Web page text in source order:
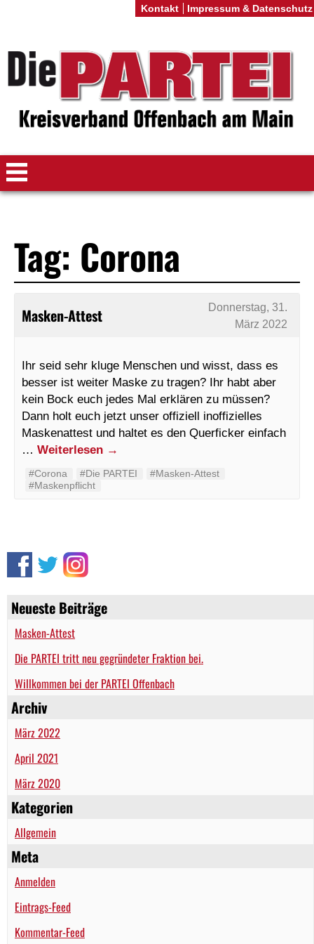
Neueste Beiträge
Masken-Attest
Die PARTEI tritt neu gegründeter Fraktion bei.
Willkommen bei der PARTEI Offenbach
Archiv
März 2022
April 2021
März 2020
Kategorien
Allgemein
Meta
Anmelden
Eintrags-Feed
Kommentar-Feed
Tag: Corona
Masken-Attest
Donnerstag, 31.
März 2022
Ihr seid sehr kluge Menschen und wisst, dass es
besser ist weiter Maske zu tragen? Ihr habt aber
kein Bock euch jedes Mal erklären zu müssen?
Dann holt euch jetzt unser offiziell inoffizielles
Maskenattest und haltet es den Querficker einfach
… Weiterlesen →
#Corona #Die PARTEI
#Masken-Attest
#Maskenpflicht
Kontakt Impressum & Datenschutz